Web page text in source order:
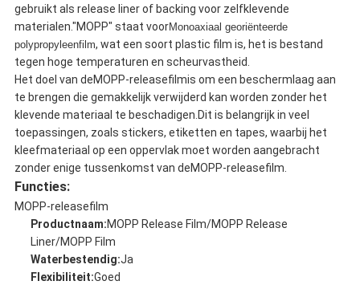
gebruikt als release liner of backing voor zelfklevende
materialen."MOPP" staat voorMonoaxiaal georiënteerde
polypropyleenfilm, wat een soort plastic film is, het is bestand
tegen hoge temperaturen en scheurvastheid.
Het doel van deMOPP-releasefilmis om een ​​beschermlaag aan
te brengen die gemakkelijk verwijderd kan worden zonder het
klevende materiaal te beschadigen.Dit is belangrijk in veel
toepassingen, zoals stickers, etiketten en tapes, waarbij het
kleefmateriaal op een oppervlak moet worden aangebracht
zonder enige tussenkomst van deMOPP-releasefilm.
Functies:
MOPP-releasefilm
Productnaam:MOPP Release Film/MOPP Release
Liner/MOPP Film
Waterbestendig:Ja
Flexibiliteit:Goed